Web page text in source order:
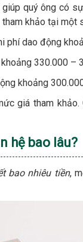
quý ông có
khảo tại một
phí dao động
330.000 –
khoảng
giá tham
hệ bao lâu?
bao nhiêu tiền,